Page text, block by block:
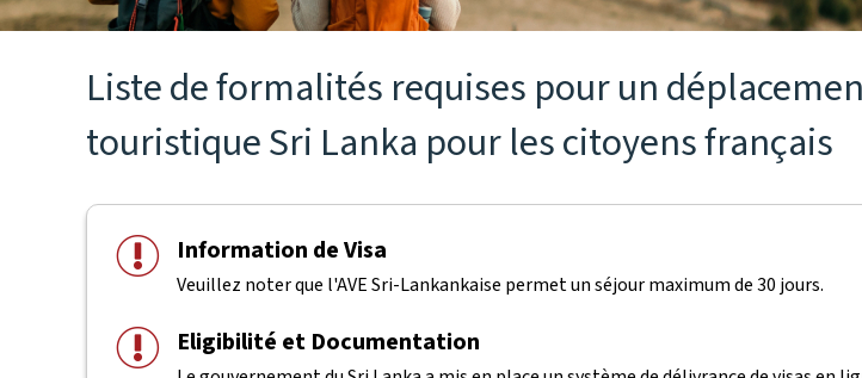
Liste de formalités requises pour un
touristique Sri Lanka pour les citoyens français
Information de Visa
Veuillez noter que l'AVE Sri-Lankankaise permet un séjour maximum de 30 jours.
Eligibilité et Documentation